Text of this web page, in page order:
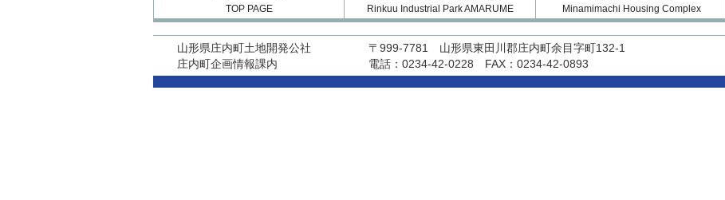
TOP PAGE Rinkuu Industrial Park AMARUME Minamimachi Housing Complex
山形県庄内町土地開発公社
庄内町企画情報課内
〒999-7781 山形県東田川郡庄内町余目字町132-1
電話：0234-42-0228 FAX：0234-42-0893